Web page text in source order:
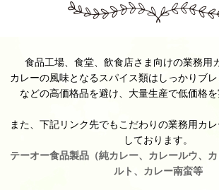
食品工場、食堂、飲食店さま向けの業務用
カレーの風味となるスパイス類はしっかりブ
などの高価格品を避け、大量生産で低価格を
また、下記リンク先でもこだわりの業務用カ
しております。
テーオー食品製品（純カレー、カレールウ、
ルト、カレー南蛮等